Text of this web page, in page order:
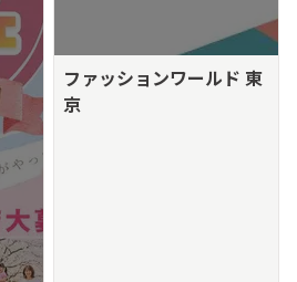
ファッションワールド 東
京